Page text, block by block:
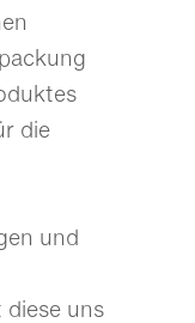
die
und
uns